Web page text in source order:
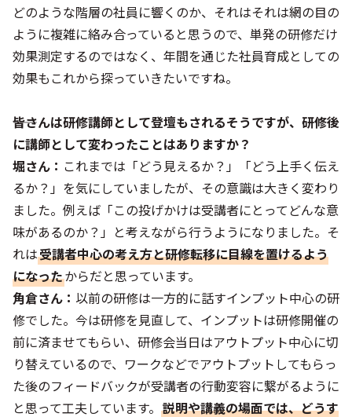
どのような階層の社員に響くのか、それはそれは網の目の
ように複雑に絡み合っていると思うので、単発の研修だけ
効果測定するのではなく、年間を通じた社員育成としての
効果もこれから探っていきたいですね。
――皆さんは研修講師として登壇もされるそうですが、研修後
に講師として変わったことはありますか？
堀さん： これまでは「どう見えるか？」「どう上手く伝え
るか？」を気にしていましたが、その意識は大きく変わり
ました。例えば「この投げかけは受講者にとってどんな意
味があるのか？」と考えながら行うようになりました。そ
れは受講者中心の考え方と研修転移に目線を置けるよう
になったからだと思っています。
角倉さん： 以前の研修は一方的に話すインプット中心の研
修でした。今は研修を見直して、インプットは研修開催の
前に済ませてもらい、研修会当日はアウトプット中心に切
り替えているので、ワークなどでアウトプットしてもらっ
た後のフィードバックが受講者の行動変容に繋がるように
と思って工夫しています。 説明や講義の場面では、どうす